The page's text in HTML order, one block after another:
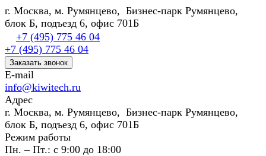
г. Москва, м. Румянцево, Бизнес-парк Румянцево,
блок Б, подъезд 6, офис 701Б
+7 (495) 775 46 04
+7 (495) 775 46 04
Заказать звонок
E-mail
info@kiwitech.ru
Адрес
г. Москва, м. Румянцево, Бизнес-парк Румянцево,
блок Б, подъезд 6, офис 701Б
Режим работы
Пн. – Пт.: с 9:00 до 18:00